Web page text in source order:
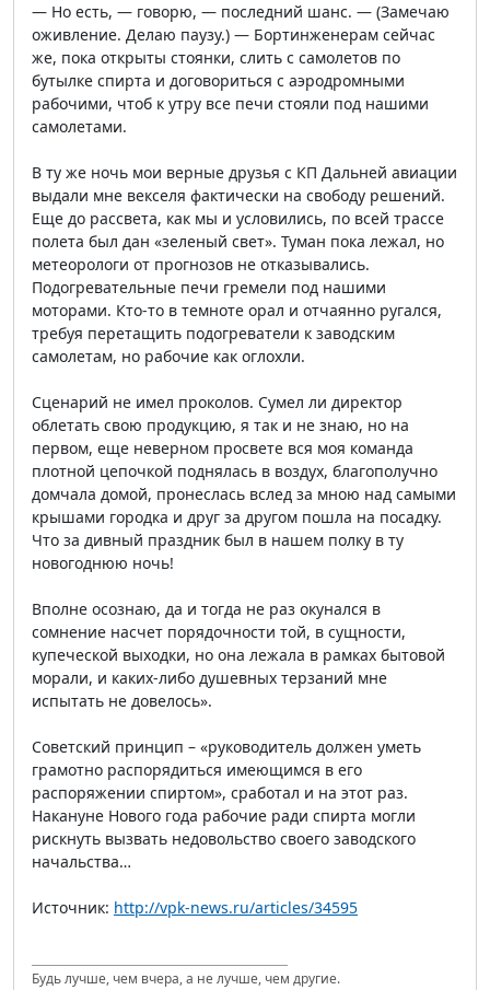
— Но есть, — говорю, — последний шанс. — (Замечаю
оживление. Делаю паузу.) — Бортинженерам сейчас
же, пока открыты стоянки, слить с самолетов по
бутылке спирта и договориться с аэродромными
рабочими, чтоб к утру все печи стояли под нашими
самолетами.
В ту же ночь мои верные друзья с КП Дальней авиации
выдали мне векселя фактически на свободу решений.
Еще до рассвета, как мы и условились, по всей трассе
полета был дан «зеленый свет». Туман пока лежал, но
метеорологи от прогнозов не отказывались.
Подогревательные печи гремели под нашими
моторами. Кто-то в темноте орал и отчаянно ругался,
требуя перетащить подогреватели к заводским
самолетам, но рабочие как оглохли.
Сценарий не имел проколов. Сумел ли директор
облетать свою продукцию, я так и не знаю, но на
первом, еще неверном просвете вся моя команда
плотной цепочкой поднялась в воздух, благополучно
домчала домой, пронеслась вслед за мною над самыми
крышами городка и друг за другом пошла на посадку.
Что за дивный праздник был в нашем полку в ту
новогоднюю ночь!
Вполне осознаю, да и тогда не раз окунался в
сомнение насчет порядочности той, в сущности,
купеческой выходки, но она лежала в рамках бытовой
морали, и каких-либо душевных терзаний мне
испытать не довелось».
Советский принцип – «руководитель должен уметь
грамотно распорядиться имеющимся в его
распоряжении спиртом», сработал и на этот раз.
Накануне Нового года рабочие ради спирта могли
рискнуть вызвать недовольство своего заводского
начальства…
Источник: http://vpk-news.ru/articles/34595
Будь лучше, чем вчера, а не лучше, чем другие.